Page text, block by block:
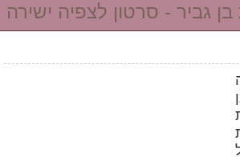
- סרטון לצפיה ישירה